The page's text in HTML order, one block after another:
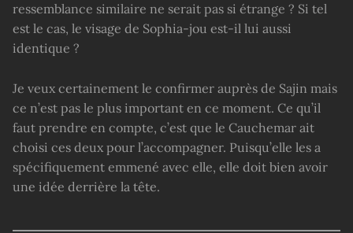
ressemblance similaire ne serait pas si étrange ? Si tel
est le cas, le visage de Sophia-jou est-il lui aussi
identique ?
Je veux certainement le confirmer auprès de Sajin mais
ce n’est pas le plus important en ce moment. Ce qu’il
faut prendre en compte, c’est que le Cauchemar ait
choisi ces deux pour l’accompagner. Puisqu’elle les a
spécifiquement emmené avec elle, elle doit bien avoir
une idée derrière la tête.